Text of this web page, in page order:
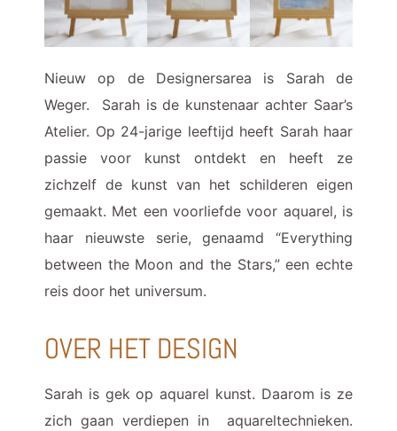
Nieuw op de Designersarea is Sarah de
Weger. Sarah is de kunstenaar achter Saar’s
Atelier. Op 24-jarige leeftijd heeft Sarah haar
passie voor kunst ontdekt en heeft ze
zichzelf de kunst van het schilderen eigen
gemaakt. Met een voorliefde voor aquarel, is
haar nieuwste serie, genaamd “Everything
between the Moon and the Stars,” een echte
reis door het universum.
OVER HET DESIGN
Sarah is gek op aquarel kunst. Daarom is ze
zich gaan verdiepen in aquareltechnieken.